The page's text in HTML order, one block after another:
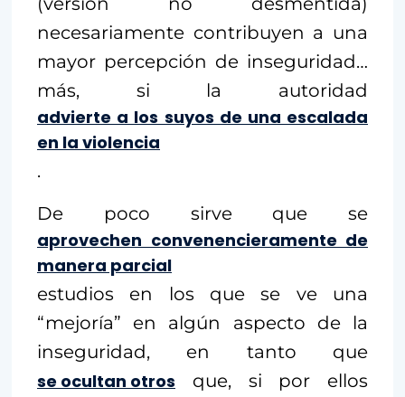
necesariamente contribuyen a una
mayor percepción de inseguridad…
más, si la autoridad
advierte a los suyos de una escalada
en la violencia
.
De poco sirve que se
aprovechen convenencieramente de
manera parcial
estudios en los que se ve una
“mejoría” en algún aspecto de la
inseguridad, en tanto que
se ocultan otros que, si por ellos